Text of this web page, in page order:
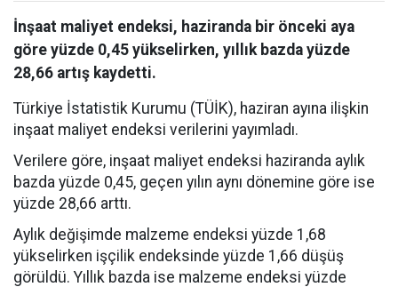
İnşaat maliyet endeksi, haziranda bir önceki aya
göre yüzde 0,45 yükselirken, yıllık bazda yüzde
28,66 artış kaydetti.
Türkiye İstatistik Kurumu (TÜİK), haziran ayına ilişkin
inşaat maliyet endeksi verilerini yayımladı.
Verilere göre, inşaat maliyet endeksi haziranda aylık
bazda yüzde 0,45, geçen yılın aynı dönemine göre ise
yüzde 28,66 arttı.
Aylık değişimde malzeme endeksi yüzde 1,68
yükselirken işçilik endeksinde yüzde 1,66 düşüş
görüldü. Yıllık bazda ise malzeme endeksi yüzde